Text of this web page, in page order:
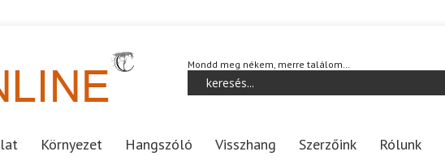
Mondd meg nékem, merre találom…
Környezet Hangszóló Visszhang Szerzőink Rólunk